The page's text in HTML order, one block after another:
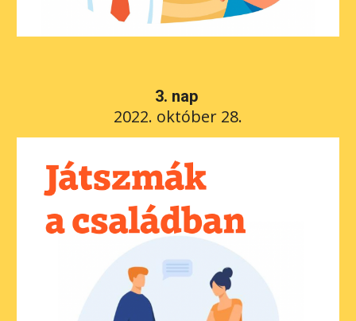
3. nap
2022. október 28.